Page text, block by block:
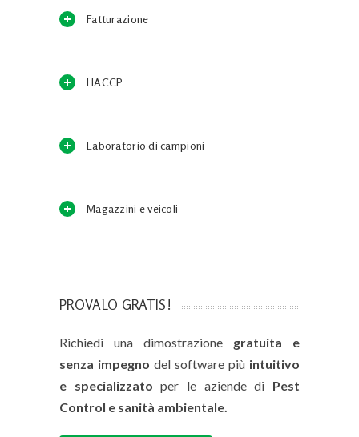
Fatturazione
HACCP
Laboratorio di campioni
Magazzini e veicoli
PROVALO GRATIS!
Richiedi una dimostrazione gratuita e
senza impegno del software più intuitivo
e specializzato per le aziende di Pest
Control e sanità ambientale.